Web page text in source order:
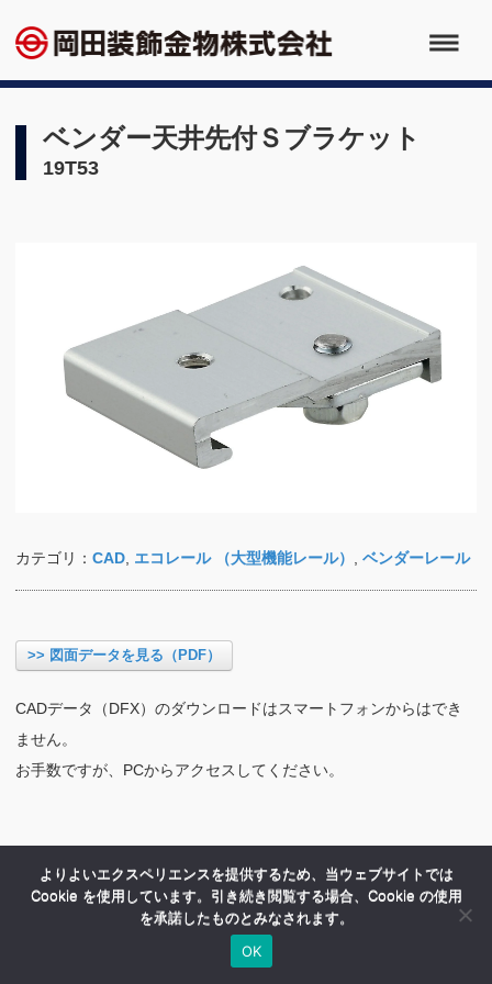
ベンダー天井先付Ｓブラケット
19T53
カテゴリ： CAD エコレール （大型機能レール） ベンダーレール
>> 図面データを見る（PDF）
CADデータ（DFX）のダウンロードはスマートフォンからはでき
ません。
お手数ですが、PCからアクセスしてください。
よりよいエクスペリエンスを提供するため、当ウェブサイトでは
Cookie を使用しています。引き続き閲覧する場合、Cookie の使用
を承諾したものとみなされます。
OK